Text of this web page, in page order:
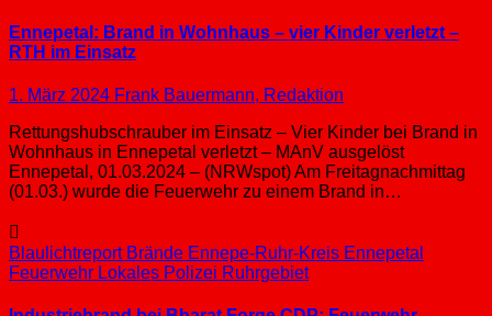
Ennepetal: Brand in Wohnhaus – vier Kinder verletzt –
RTH im Einsatz
1. März 2024 Frank Bauermann, Redaktion
Rettungshubschrauber im Einsatz – Vier Kinder bei Brand in
Wohnhaus in Ennepetal verletzt – MAnV ausgelöst
Ennepetal, 01.03.2024 – (NRWspot) Am Freitagnachmittag
(01.03.) wurde die Feuerwehr zu einem Brand in…
Blaulichtreport Brände Ennepe-Ruhr-Kreis Ennepetal
Feuerwehr Lokales Polizei Ruhrgebiet